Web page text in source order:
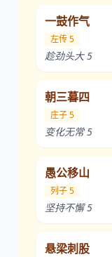
一鼓作气
左传 5
趁劲头大 5
朝三暮四
庄子 5
变化无常 5
愚公移山
列子 5
坚持不懈 5
悬梁刺股